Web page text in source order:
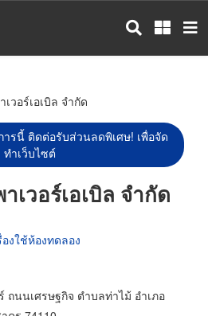
เวอร์เอเบิล จำกัด
รนี้ ติดต่อรับส่วนลดพิเศษ! เพื่อจัด
ทำเว็บไซต์
เวอร์เอเบิล จำกัด
งใช้ห้องทดลอง
นนเศรษฐกิจ ตำบลท่าไม้ อำเภอ